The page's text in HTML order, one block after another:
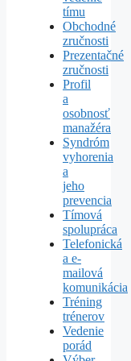
tímu
Obchodné
zručnosti
Prezentačné
zručnosti
Profil
a
osobnosť
manažéra
Syndróm
vyhorenia
a
jeho
prevencia
Tímová
spolupráca
Telefonická
a e-
mailová
komunikácia
Tréning
trénerov
Vedenie
porád